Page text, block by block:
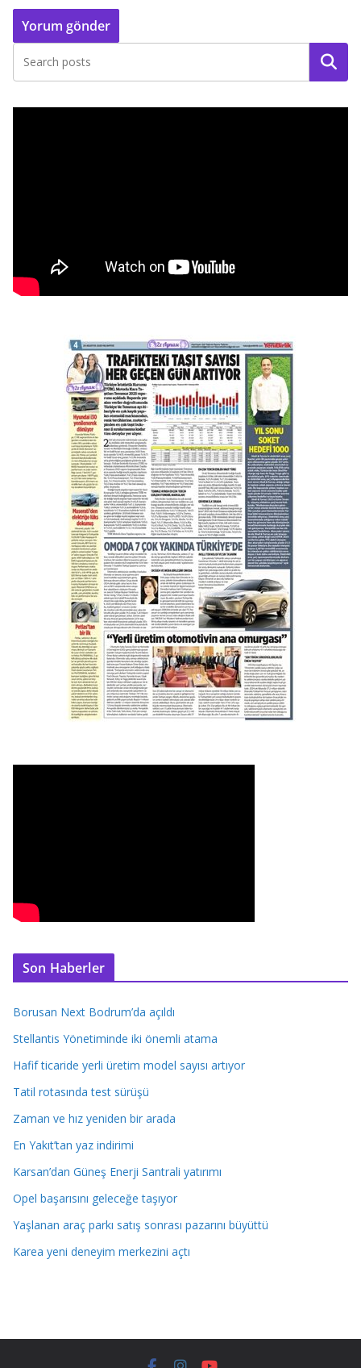
Ara
Son Haberler
Borusan Next Bodrum’da açıldı
Stellantis Yönetiminde iki önemli atama
Hafif ticaride yerli üretim model sayısı artıyor
Tatil rotasında test sürüşü
Zaman ve hız yeniden bir arada
En Yakıt’tan yaz indirimi
Karsan’dan Güneş Enerji Santrali yatırımı
Opel başarısını geleceğe taşıyor
Yaşlanan araç parkı satış sonrası pazarını büyüttü
Karea yeni deneyim merkezini açtı